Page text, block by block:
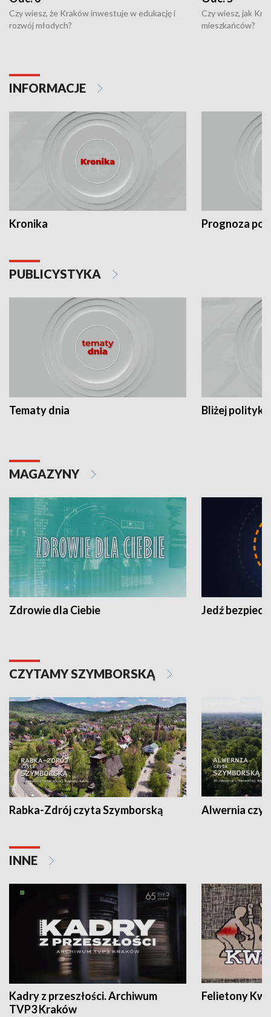
Czy wiesz, że Kraków inwestuje w edukację i
rozwój młodych?
Czy wiesz, jak
mieszkańców?
INFORMACJE
Kronika Prognoza
PUBLICYSTYKA
Tematy dnia Bliżej polityki
MAGAZYNY
Zdrowie dla Ciebie Jedź
CZYTAMY SZYMBORSKĄ
Rabka-Zdrój czyta Szymborską Alwernia
INNE
Kadry z przeszłości. Archiwum
TVP3 Kraków
Felietony